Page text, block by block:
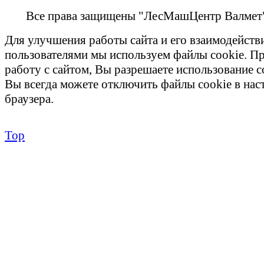
Все права защищены "ЛесМашЦентр
Для улучшения работы сайта и его
пользователями мы используем файлы cookie.
работу с сайтом, Вы разрешаете использование
Вы всегда можете отключить файлы cookie в
браузера.
Top